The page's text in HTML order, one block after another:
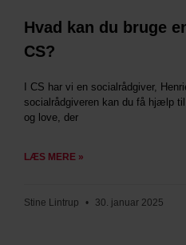
Hvad kan du bruge
CS?
I CS har vi en socialrådgiver,
socialrådgiveren kan du få hjælp
og love, der
LÆS MERE »
Stine Lintrup 30. januar 2025